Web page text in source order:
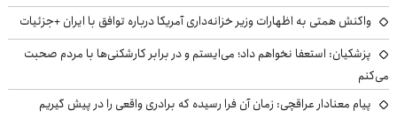
واکنش همتی به اظهارات وزیر خزانه‌داری آمریکا درباره توافق با ایران +جزئیات
پزشکیان: استعفا نخواهم داد؛ می‌ایستم و در برابر کارشکنی‌ها با مردم صحبت
می‌کنم
پیام معنادار عراقچی: زمان آن فرا رسیده که برادری واقعی را در پیش گیریم